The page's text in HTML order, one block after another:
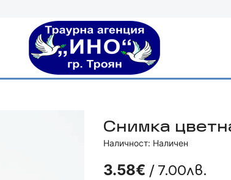
Снимка
Наличност: Наличен
3.58€ / 7.00лв.